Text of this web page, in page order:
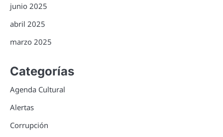
junio 2025
abril 2025
marzo 2025
Categorías
Agenda Cultural
Alertas
Corrupción